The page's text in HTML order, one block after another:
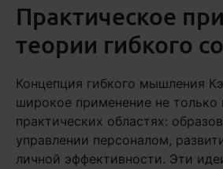
Практическое
теории гибкого
Концепция гибкого мышления
широкое применение не только
практических областях:
управлении персоналом,
личной эффективности. Эти